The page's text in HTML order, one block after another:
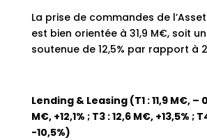
La prise de commandes de
est bien orientée à 31,9 M€, soit
soutenue de 12,5% par rapport à
Lending & Leasing (T1 : 11,9 M€, –
M€, +12,1% ; T3 : 12,6 M€, +13,5% ;
-10,5%)